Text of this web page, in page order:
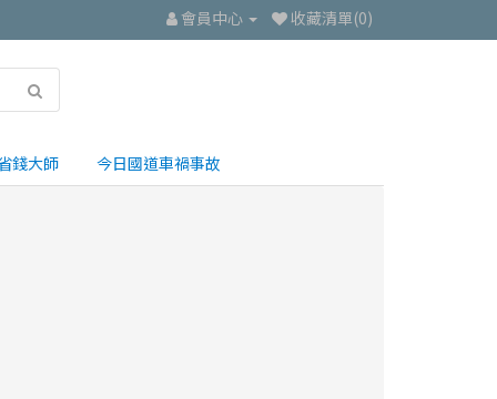
會員中心 收藏清單(0)
錢大師 今日國道車禍事故